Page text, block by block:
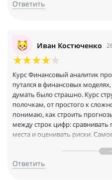
Ответить
Иван Костюченко
Курс Финансовый аналитик
путался в финансовых
думать было страшно. Курс
полочкам, от простого к
понимаю, как строить
между строк цифр: сравнивать
места и оценивать риски.
компанию. Так что курс
рекомендую!
Ответить